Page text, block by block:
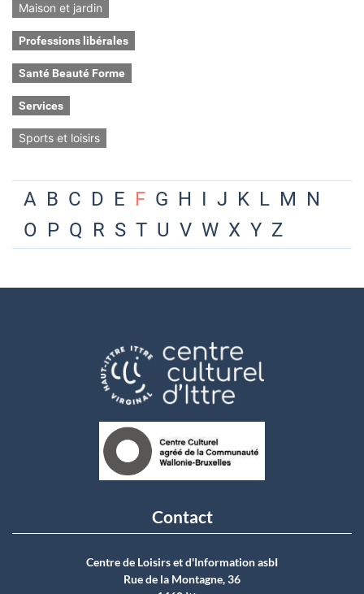
Maison et jardin
Professions libérales
Santé Beauté Forme
Services
Sports et loisirs
A B C D E F G H I J K L M N
O P Q R S T U V W X Y Z
Contact
Centre de Loisirs et d'Information asbI
Rue de la Montagne, 36